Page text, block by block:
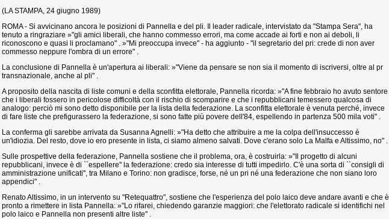
(LA STAMPA, 24 giugno 1989)
ROMA - Si avvicinano ancora le posizioni di Pannella e del pli. Il leader radicale, intervistato da "Stampa Sera", ha
tenuto a ringraziare »"gli amici liberali, che hanno commesso errori, ma come accade ai forti e non ai deboli, li
riconoscono e quasi li proclamano" . »"Mi preoccupa invece" - ha aggiunto - "il segretario del pri: crede di non aver
commesso neppure l'ombra di un errore" .
La conclusione di Pannella è un'apertura ai liberali: »"Viene da pensare se non sia il momento di iscriversi, oltre al pr
transnazionale, anche al pli" .
A proposito della nascita di liste comuni e della sconfitta elettorale, Pannella ricorda: »"A fine febbraio ho avuto sentore
che i liberali fossero in pericolose difficoltà con il rischio di scomparire e che i repubblicani temessero qualcosa di
analogo: perciò mi sono detto disponibile per la lista della federazione. La sconfitta elettorale è venuta perché, invece
di fare liste che prefigurassero la federazione, si sono fatte più povere dell'84, espellendo in partenza 500 mila voti" .
La conferma gli sarebbe arrivata da Susanna Agnelli: »"Ha detto che attribuire a me la colpa dell'insuccesso è
un'idiozia. Del resto, dove io ero presente in lista, ci siamo almeno salvati. Dove c'erano solo La Malfa e Altissimo, no" .
Sulle prospettive della federazione, Pannella sostiene che il problema, ora, è costruirla: »"Il progetto di alcuni
repubblicani, invece è di ``espellere'' la federazione: credo sia interesse di tutti impedirlo. C'è una sorta di ``consigli di
amministrazione unificati'', tra Milano e Torino: non gradisce, forse, né un pri né una federazione che non siano loro
appendici" .
Renato Altissimo, in un intervento su "Retequattro", sostiene che l'esperienza del polo laico deve andare avanti e che è
pronto a rimettere in lista Pannella: »"Lo rifarei, chiedendo garanzie maggiori: che l'elettorato radicale si identifichi nel
polo laico e Pannella non presenti altre liste" .